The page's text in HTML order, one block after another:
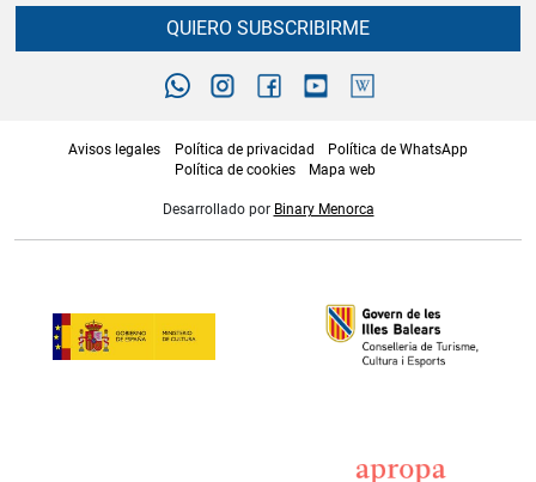
QUIERO SUBSCRIBIRME
Avisos legales Política de privacidad
Política de WhatsApp
Política de cookies
Mapa web
Desarrollado por Binary Menorca